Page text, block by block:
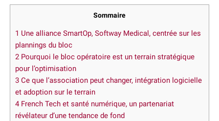
Sommaire
1 Une alliance SmartOp, Softway Medical, centrée sur les
plannings du bloc
2 Pourquoi le bloc opératoire est un terrain stratégique
pour l’optimisation
3 Ce que l’association peut changer, intégration logicielle
et adoption sur le terrain
4 French Tech et santé numérique, un partenariat
révélateur d’une tendance de fond